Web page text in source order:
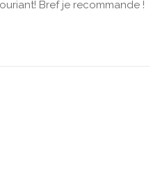
Bref je recommande !